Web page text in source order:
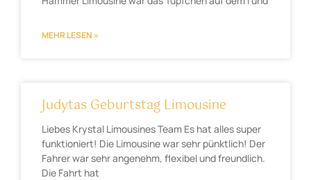
MEHR LESEN »
Judytas Geburtstag Limousine
Liebes Krystal Limousines Team Es hat alles super
funktioniert! Die Limousine war sehr pünktlich! Der
Fahrer war sehr angenehm, flexibel und freundlich.
Die Fahrt hat